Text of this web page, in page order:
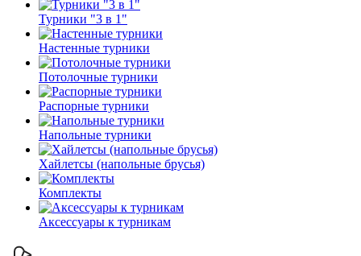
Турники "3 в 1"
Настенные турники
Потолочные турники
Распорные турники
Напольные турники
Хайлетсы (напольные брусья)
Комплекты
Аксессуары к турникам